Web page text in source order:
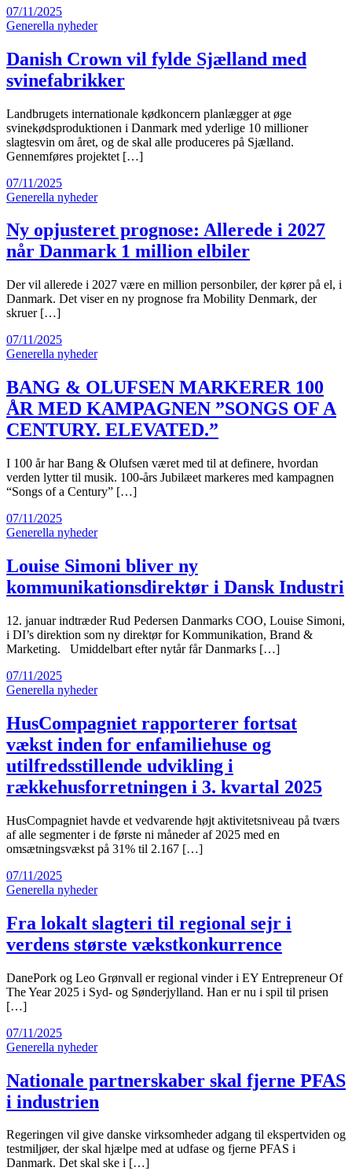
07/11/2025
Generella nyheder
Danish Crown vil fylde Sjælland med
svinefabrikker
Landbrugets internationale kødkoncern planlægger at øge
svinekødsproduktionen i Danmark med yderlige 10 millioner
slagtesvin om året, og de skal alle produceres på Sjælland.
Gennemføres projektet […]
07/11/2025
Generella nyheder
Ny opjusteret prognose: Allerede i 2027
når Danmark 1 million elbiler
Der vil allerede i 2027 være en million personbiler, der kører på el, i
Danmark. Det viser en ny prognose fra Mobility Denmark, der
skruer […]
07/11/2025
Generella nyheder
BANG & OLUFSEN MARKERER 100
ÅR MED KAMPAGNEN ”SONGS OF A
CENTURY. ELEVATED.”
I 100 år har Bang & Olufsen været med til at definere, hvordan
verden lytter til musik. 100-års Jubilæet markeres med kampagnen
“Songs of a Century” […]
07/11/2025
Generella nyheder
Louise Simoni bliver ny
kommunikationsdirektør i Dansk Industri
12. januar indtræder Rud Pedersen Danmarks COO, Louise Simoni,
i DI’s direktion som ny direktør for Kommunikation, Brand &
Marketing. Umiddelbart efter nytår får Danmarks […]
07/11/2025
Generella nyheder
HusCompagniet rapporterer fortsat
vækst inden for enfamiliehuse og
utilfredsstillende udvikling i
rækkehusforretningen i 3. kvartal 2025
HusCompagniet havde et vedvarende højt aktivitetsniveau på tværs
af alle segmenter i de første ni måneder af 2025 med en
omsætningsvækst på 31% til 2.167 […]
07/11/2025
Generella nyheder
Fra lokalt slagteri til regional sejr i
verdens største vækstkonkurrence
DanePork og Leo Grønvall er regional vinder i EY Entrepreneur Of
The Year 2025 i Syd- og Sønderjylland. Han er nu i spil til prisen
[…]
07/11/2025
Generella nyheder
Nationale partnerskaber skal fjerne PFAS
i industrien
Regeringen vil give danske virksomheder adgang til ekspertviden og
testmiljøer, der skal hjælpe med at udfase og fjerne PFAS i
Danmark. Det skal ske i […]